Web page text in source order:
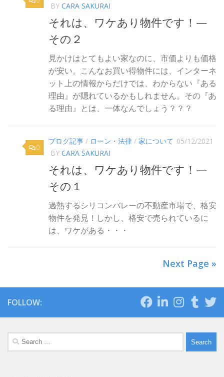
BY CARA SAKURAI
それは、ワケあり物件です！—
その２
見かけはとてもよい家なのに、市価よりも価格
が安い。こんなお買い得物件には、インターネ
ット上の情報からだけでは、わからない『ある
理由』が隠れているかもしれません。その『あ
る理由』とは、一体なんでしょう？？？
0
ブログ記事 / ローン・法律 / 家について 05/12/2021
BY CARA SAKURAI
それは、ワケあり物件です！—
その１
過熱するシリコンバレーの不動産市場で、格安
物件を発見！しかし、格安で売られているに
は、ワケがある・・・
Next Page »
FOLLOW:
Search
for: